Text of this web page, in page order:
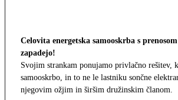
Celovita energetska samooskrba s
zapadejo!
Svojim strankam ponujamo privlačno rešitev,
samooskrbo, in to ne le lastniku sončne
njegovim ožjim in širšim družinskim članom.